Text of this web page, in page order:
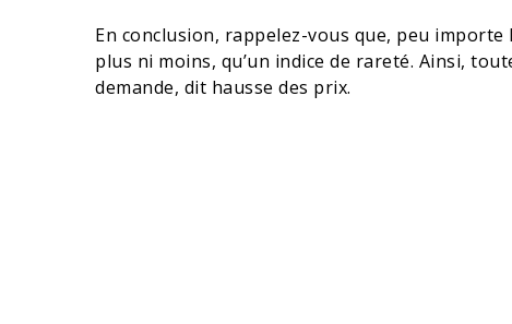
En conclusion, rappelez-vous que, peu
plus ni moins, qu’un indice de rareté. Ainsi,
demande, dit hausse des prix.